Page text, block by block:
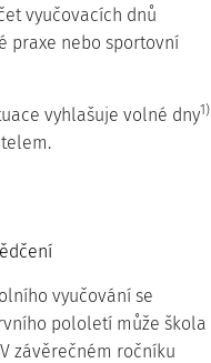
vyučovacích dnů
praxe nebo sportovní
vyhlašuje volné dny1)
vyučování se
pololetí může škola
závěrečném ročníku